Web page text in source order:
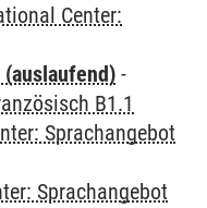
Center:
-
B1.1
Sprachangebot
Sprachangebot